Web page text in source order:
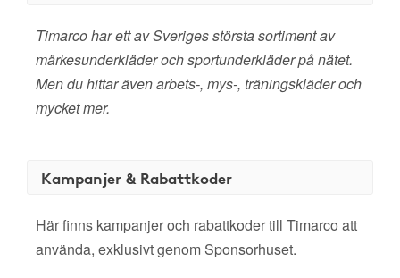
Timarco har ett av Sveriges största sortiment av
märkesunderkläder och sportunderkläder på nätet.
Men du hittar även arbets-, mys-, träningskläder och
mycket mer.
Kampanjer & Rabattkoder
Här finns kampanjer och rabattkoder till Timarco att
använda, exklusivt genom Sponsorhuset.